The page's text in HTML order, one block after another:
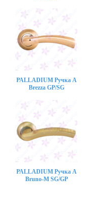
PALLADIUM Ручка A
Brezza GP/SG
PALLADIUM Ручка A
Bruno-M SG/GP